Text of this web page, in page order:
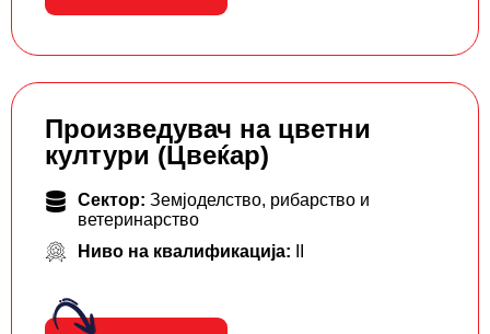
Произведувач на цветни
култури (Цвеќар)
Сектор: Земјоделство, рибарство и
ветеринарство
Ниво на квалификација: